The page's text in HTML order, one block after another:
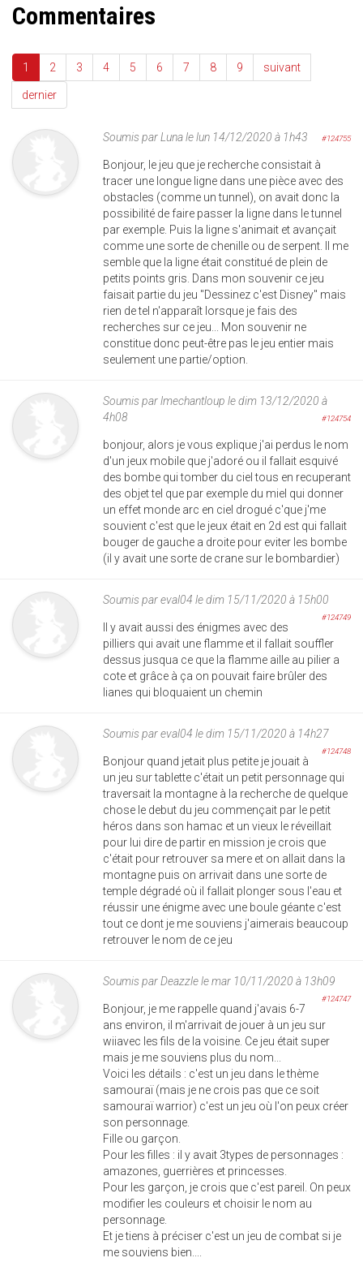
Commentaires
1 2 3 4 5 6 7 8 9 suivant
dernier
Soumis parLunale lun 14/12/2020 à 1h43 #124755
Bonjour, le jeu que je recherche consistait à
tracer une longue ligne dans une pièce avec des
obstacles (comme un tunnel), on avait donc la
possibilité de faire passer la ligne dans le tunnel
par exemple. Puis la ligne s'animait et avançait
comme une sorte de chenille ou de serpent. Il me
semble que la ligne était constitué de plein de
petits points gris. Dans mon souvenir ce jeu
faisait partie du jeu "Dessinez c'est Disney" mais
rien de tel n'apparaît lorsque je fais des
recherches sur ce jeu... Mon souvenir ne
constitue donc peut-être pas le jeu entier mais
seulement une partie/option.
Soumis parlmechantloup le dim 13/12/2020 à
4h08
#124754
bonjour, alors je vous explique j'ai perdus le nom
d'un jeux mobile que j'adoré ou il fallait esquivé
des bombe qui tomber du ciel tous en recuperant
des objet tel que par exemple du miel qui donner
un effet monde arc en ciel drogué c'que j'me
souvient c'est que le jeux était en 2d est qui fallait
bouger de gauche a droite pour eviter les bombe
(il y avait une sorte de crane sur le bombardier)
Soumis pareval04 le dim 15/11/2020 à 15h00
#124749
Il y avait aussi des énigmes avec des
pilliers qui avait une flamme et il fallait souffler
dessus jusqua ce que la flamme aille au pilier a
cote et grâce à ça on pouvait faire brûler des
lianes qui bloquaient un chemin
Soumis pareval04 le dim 15/11/2020 à 14h27
#124748
Bonjour quand jetait plus petite je jouait à
un jeu sur tablette c'était un petit personnage qui
traversait la montagne à la recherche de quelque
chose le debut du jeu commençait par le petit
héros dans son hamac et un vieux le réveillait
pour lui dire de partir en mission je crois que
c'était pour retrouver sa mere et on allait dans la
montagne puis on arrivait dans une sorte de
temple dégradé où il fallait plonger sous l'eau et
réussir une énigme avec une boule géante c'est
tout ce dont je me souviens j'aimerais beaucoup
retrouver le nom de ce jeu
Soumis parDeazzlele mar 10/11/2020 à 13h09
#124747
Bonjour, je me rappelle quand j'avais 6-7
ans environ, il m'arrivait de jouer à un jeu sur
wiiavec les fils de la voisine. Ce jeu était super
mais je me souviens plus du nom...
Voici les détails : c'est un jeu dans le thème
samouraï (mais je ne crois pas que ce soit
samouraï warrior) c'est un jeu où l'on peux créer
son personnage.
Fille ou garçon.
Pour les filles : il y avait 3types de personnages :
amazones, guerrières et princesses.
Pour les garçon, je crois que c'est pareil. On peux
modifier les couleurs et choisir le nom au
personnage.
Et je tiens à préciser c'est un jeu de combat si je
me souviens bien....